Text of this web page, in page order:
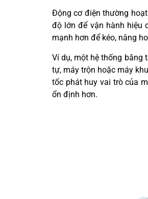
Động cơ điện thường
độ lớn để vận hành hiệu
mạnh hơn để kéo, nâng
Ví dụ, một hệ thống băng
tự, máy trộn hoặc máy
tốc phát huy vai trò của
ổn định hơn.